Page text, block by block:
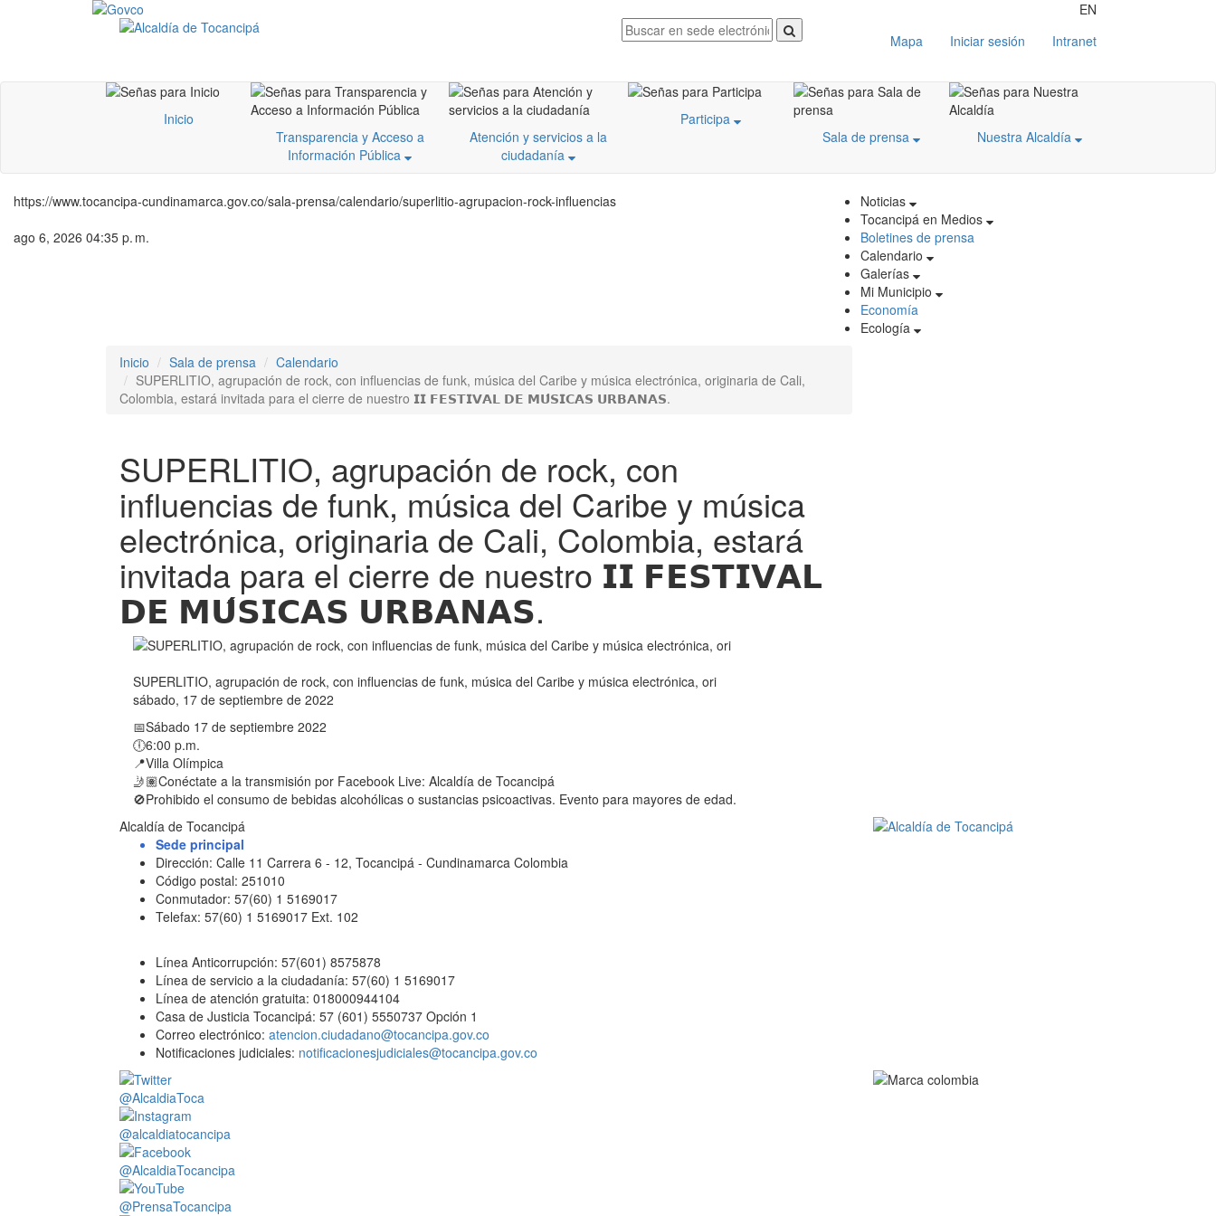
EN
Mapa
Iniciar sesión Intranet
Inicio
Transparencia y Acceso a
Información Pública
Atención y servicios a la
ciudadanía
Participa
Sala de prensa
Nuestra Alcaldía
https://www.tocancipa-cundinamarca.gov.co/sala-prensa/calendario/superlitio-agrupacion-rock-influencias
ago 6, 2026 04:35 p. m.
Noticias
Tocancipá en Medios
Boletines de prensa
Calendario
Galerías
Mi Municipio
Economía
Ecología
Inicio
Sala de prensa
Calendario
SUPERLITIO, agrupación de rock, con influencias de funk, música del Caribe y música electrónica, originaria de Cali,
Colombia, estará invitada para el cierre de nuestro 𝗜𝗜 𝗙𝗘𝗦𝗧𝗜𝗩𝗔𝗟 𝗗𝗘 𝗠𝗨́𝗦𝗜𝗖𝗔𝗦 𝗨𝗥𝗕𝗔𝗡𝗔𝗦.
SUPERLITIO, agrupación de rock, con
influencias de funk, música del Caribe y música
electrónica, originaria de Cali, Colombia, estará
invitada para el cierre de nuestro 𝗜𝗜 𝗙𝗘𝗦𝗧𝗜𝗩𝗔𝗟
𝗗𝗘 𝗠𝗨́𝗦𝗜𝗖𝗔𝗦 𝗨𝗥𝗕𝗔𝗡𝗔𝗦.
SUPERLITIO, agrupación de rock, con influencias de funk, música del Caribe y música electrónica, ori
sábado, 17 de septiembre de 2022
📅Sábado 17 de septiembre 2022
🕕6:00 p.m.
📍Villa Olímpica
🤳🏽Conéctate a la transmisión por Facebook Live: Alcaldía de Tocancipá
🚫Prohibido el consumo de bebidas alcohólicas o sustancias psicoactivas. Evento para mayores de edad.
Alcaldía de Tocancipá
Sede principal
Dirección: Calle 11 Carrera 6 - 12, Tocancipá - Cundinamarca Colombia
Código postal: 251010
Conmutador: 57(60) 1 5169017
Telefax: 57(60) 1 5169017 Ext. 102
Línea Anticorrupción: 57(601) 8575878
Línea de servicio a la ciudadanía: 57(60) 1 5169017
Línea de atención gratuita: 018000944104
Casa de Justicia Tocancipá: 57 (601) 5550737 Opción 1
Correo electrónico: atencion.ciudadano@tocancipa.gov.co
Notificaciones judiciales: notificacionesjudiciales@tocancipa.gov.co
@AlcaldiaToca
@alcaldiatocancipa
@AlcaldiaTocancipa
@PrensaTocancipa